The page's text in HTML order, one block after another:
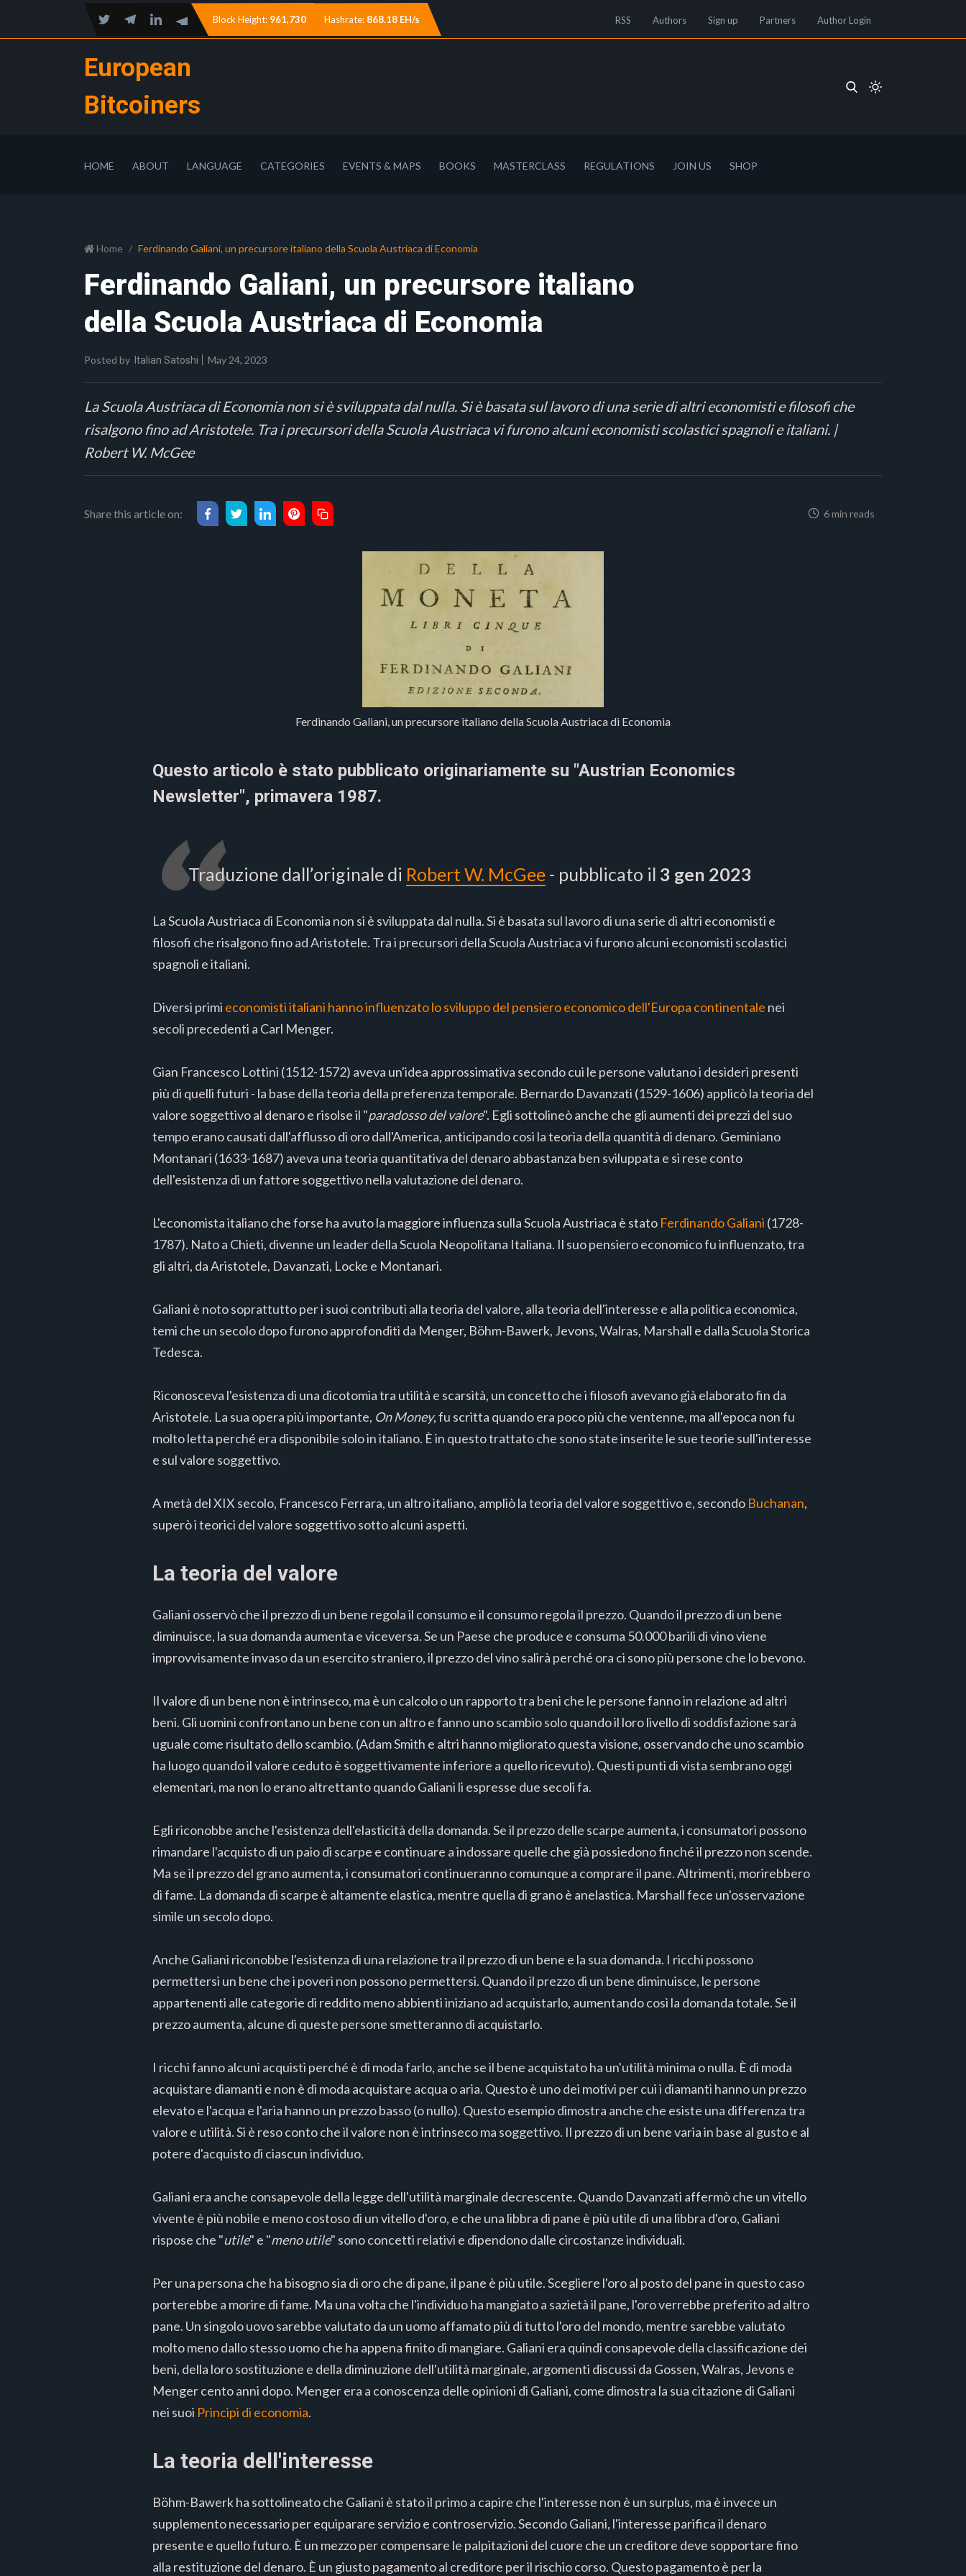
Block Height: 961,730 Hashrate: 868.18 EH/s RSS Authors Sign up Partners Author Login
European
Bitcoiners
HOME ABOUT LANGUAGE CATEGORIES EVENTS & MAPS BOOKS MASTERCLASS REGULATIONS JOIN US SHOP
Home Ferdinando Galiani, un precursore italiano della Scuola Austriaca di Economia
Ferdinando Galiani, un precursore italiano
della Scuola Austriaca di Economia
Posted by Italian Satoshi May 24, 2023
La Scuola Austriaca di Economia non si è sviluppata dal nulla. Si è basata sul lavoro di una serie di altri economisti e filosofi che
risalgono fino ad Aristotele. Tra i precursori della Scuola Austriaca vi furono alcuni economisti scolastici spagnoli e italiani. |
Robert W. McGee
Share this article on: 6 min reads
Ferdinando Galiani, un precursore italiano della Scuola Austriaca di Economia
Questo articolo è stato pubblicato originariamente su "Austrian Economics
Newsletter", primavera 1987.
Traduzione dall’originale di Robert W. McGee - pubblicato il 3 gen 2023
La Scuola Austriaca di Economia non si è sviluppata dal nulla. Si è basata sul lavoro di una serie di altri economisti e
filosofi che risalgono fino ad Aristotele. Tra i precursori della Scuola Austriaca vi furono alcuni economisti scolastici
spagnoli e italiani.
Diversi primi economisti italiani hanno influenzato lo sviluppo del pensiero economico dell'Europa continentale nei
secoli precedenti a Carl Menger.
Gian Francesco Lottini (1512-1572) aveva un'idea approssimativa secondo cui le persone valutano i desideri presenti
più di quelli futuri - la base della teoria della preferenza temporale. Bernardo Davanzati (1529-1606) applicò la teoria del
valore soggettivo al denaro e risolse il "paradosso del valore". Egli sottolineò anche che gli aumenti dei prezzi del suo
tempo erano causati dall'afflusso di oro dall'America, anticipando così la teoria della quantità di denaro. Geminiano
Montanari (1633-1687) aveva una teoria quantitativa del denaro abbastanza ben sviluppata e si rese conto
dell'esistenza di un fattore soggettivo nella valutazione del denaro.
L'economista italiano che forse ha avuto la maggiore influenza sulla Scuola Austriaca è stato Ferdinando Galiani (1728-
1787). Nato a Chieti, divenne un leader della Scuola Neopolitana Italiana. Il suo pensiero economico fu influenzato, tra
gli altri, da Aristotele, Davanzati, Locke e Montanari.
Galiani è noto soprattutto per i suoi contributi alla teoria del valore, alla teoria dell'interesse e alla politica economica,
temi che un secolo dopo furono approfonditi da Menger, Böhm-Bawerk, Jevons, Walras, Marshall e dalla Scuola Storica
Tedesca.
Riconosceva l'esistenza di una dicotomia tra utilità e scarsità, un concetto che i filosofi avevano già elaborato fin da
Aristotele. La sua opera più importante, On Money, fu scritta quando era poco più che ventenne, ma all'epoca non fu
molto letta perché era disponibile solo in italiano. È in questo trattato che sono state inserite le sue teorie sull'interesse
e sul valore soggettivo.
A metà del XIX secolo, Francesco Ferrara, un altro italiano, ampliò la teoria del valore soggettivo e, secondo Buchanan,
superò i teorici del valore soggettivo sotto alcuni aspetti.
La teoria del valore
Galiani osservò che il prezzo di un bene regola il consumo e il consumo regola il prezzo. Quando il prezzo di un bene
diminuisce, la sua domanda aumenta e viceversa. Se un Paese che produce e consuma 50.000 barili di vino viene
improvvisamente invaso da un esercito straniero, il prezzo del vino salirà perché ora ci sono più persone che lo bevono.
Il valore di un bene non è intrinseco, ma è un calcolo o un rapporto tra beni che le persone fanno in relazione ad altri
beni. Gli uomini confrontano un bene con un altro e fanno uno scambio solo quando il loro livello di soddisfazione sarà
uguale come risultato dello scambio. (Adam Smith e altri hanno migliorato questa visione, osservando che uno scambio
ha luogo quando il valore ceduto è soggettivamente inferiore a quello ricevuto). Questi punti di vista sembrano oggi
elementari, ma non lo erano altrettanto quando Galiani li espresse due secoli fa.
Egli riconobbe anche l'esistenza dell'elasticità della domanda. Se il prezzo delle scarpe aumenta, i consumatori possono
rimandare l'acquisto di un paio di scarpe e continuare a indossare quelle che già possiedono finché il prezzo non scende.
Ma se il prezzo del grano aumenta, i consumatori continueranno comunque a comprare il pane. Altrimenti, morirebbero
di fame. La domanda di scarpe è altamente elastica, mentre quella di grano è anelastica. Marshall fece un'osservazione
simile un secolo dopo.
Anche Galiani riconobbe l'esistenza di una relazione tra il prezzo di un bene e la sua domanda. I ricchi possono
permettersi un bene che i poveri non possono permettersi. Quando il prezzo di un bene diminuisce, le persone
appartenenti alle categorie di reddito meno abbienti iniziano ad acquistarlo, aumentando così la domanda totale. Se il
prezzo aumenta, alcune di queste persone smetteranno di acquistarlo.
I ricchi fanno alcuni acquisti perché è di moda farlo, anche se il bene acquistato ha un'utilità minima o nulla. È di moda
acquistare diamanti e non è di moda acquistare acqua o aria. Questo è uno dei motivi per cui i diamanti hanno un prezzo
elevato e l'acqua e l'aria hanno un prezzo basso (o nullo). Questo esempio dimostra anche che esiste una differenza tra
valore e utilità. Si è reso conto che il valore non è intrinseco ma soggettivo. Il prezzo di un bene varia in base al gusto e al
potere d'acquisto di ciascun individuo.
Galiani era anche consapevole della legge dell'utilità marginale decrescente. Quando Davanzati affermò che un vitello
vivente è più nobile e meno costoso di un vitello d'oro, e che una libbra di pane è più utile di una libbra d'oro, Galiani
rispose che "utile" e "meno utile" sono concetti relativi e dipendono dalle circostanze individuali.
Per una persona che ha bisogno sia di oro che di pane, il pane è più utile. Scegliere l'oro al posto del pane in questo caso
porterebbe a morire di fame. Ma una volta che l'individuo ha mangiato a sazietà il pane, l'oro verrebbe preferito ad altro
pane. Un singolo uovo sarebbe valutato da un uomo affamato più di tutto l'oro del mondo, mentre sarebbe valutato
molto meno dallo stesso uomo che ha appena finito di mangiare. Galiani era quindi consapevole della classificazione dei
beni, della loro sostituzione e della diminuzione dell'utilità marginale, argomenti discussi da Gossen, Walras, Jevons e
Menger cento anni dopo. Menger era a conoscenza delle opinioni di Galiani, come dimostra la sua citazione di Galiani
nei suoi Principi di economia.
La teoria dell'interesse
Böhm-Bawerk ha sottolineato che Galiani è stato il primo a capire che l'interesse non è un surplus, ma è invece un
supplemento necessario per equiparare servizio e controservizio. Secondo Galiani, l'interesse parifica il denaro
presente e quello futuro. È un mezzo per compensare le palpitazioni del cuore che un creditore deve sopportare fino
alla restituzione del denaro. È un giusto pagamento al creditore per il rischio corso. Questo pagamento è per la